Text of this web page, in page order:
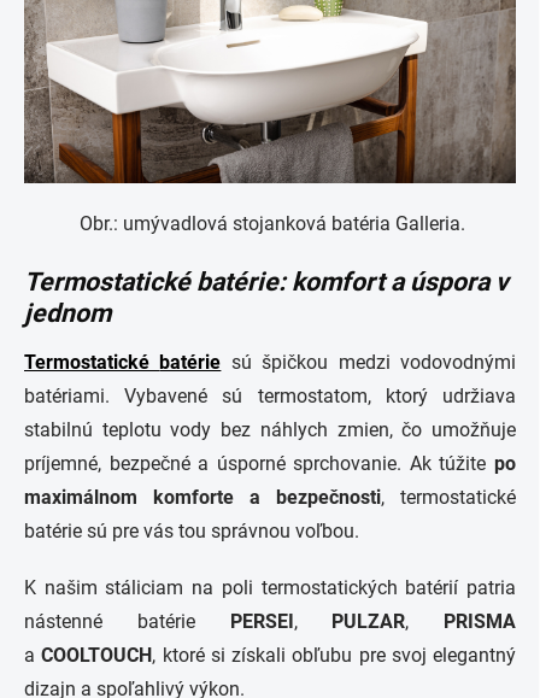
Obr.: umývadlová stojanková batéria Galleria.
Termostatické batérie: komfort a úspora v
jednom
Termostatické batérie sú špičkou medzi vodovodnými
batériami. Vybavené sú termostatom, ktorý udržiava
stabilnú teplotu vody bez náhlych zmien, čo umožňuje
príjemné, bezpečné a úsporné sprchovanie. Ak túžite po
maximálnom komforte a bezpečnosti, termostatické
batérie sú pre vás tou správnou voľbou.
K našim stáliciam na poli termostatických batérií patria
nástenné batérie
PERSEI , PULZAR,
PRISMA
aCOOLTOUCH , ktoré si získali obľubu pre svoj elegantný
dizajn a spoľahlivý výkon.